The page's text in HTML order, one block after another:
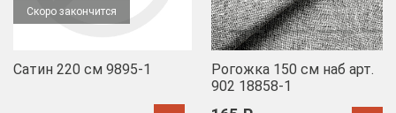
Скоро закончится
Сатин 220 см 9895-1
Рогожка 150 см наб арт.
902 18858-1